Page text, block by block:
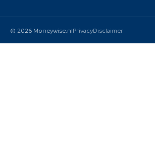
© 2026 Moneywise.nlPrivacyDisclaimer